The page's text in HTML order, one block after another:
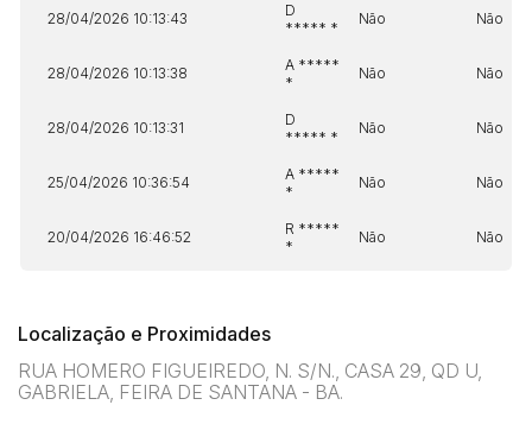
28/04/2026 10:13:43
D
***** *
Não Não
28/04/2026 10:13:38
A *****
*
Não Não
28/04/2026 10:13:31
D
***** *
Não Não
25/04/2026 10:36:54
A *****
*
Não Não
20/04/2026 16:46:52
R *****
*
Não Não
Localização e Proximidades
RUA HOMERO FIGUEIREDO, N. S/N., CASA 29, QD U,
GABRIELA, FEIRA DE SANTANA - BA.